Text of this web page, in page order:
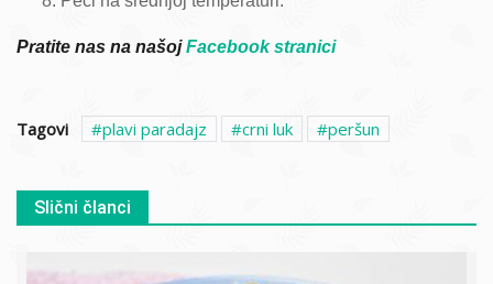
Pratite nas na našojFacebook stranici
Tagovi plavi paradajz crni luk peršun
Slični članci